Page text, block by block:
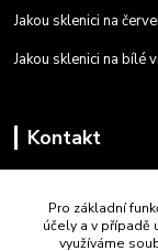
Jakou sklenici na
Jakou sklenici na bílé
Kontakt
Po - Pá 9:00 - 16:00
Pro základní
účely a v případě
využíváme